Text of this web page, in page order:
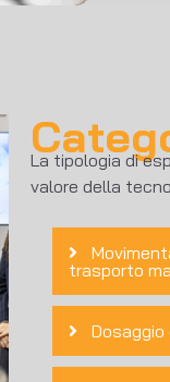
La tipologia di
valore della
trasporto